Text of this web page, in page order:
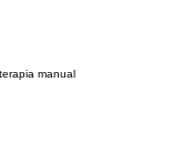
manual